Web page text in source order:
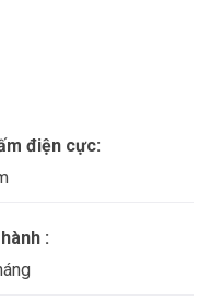
điện cực:
: